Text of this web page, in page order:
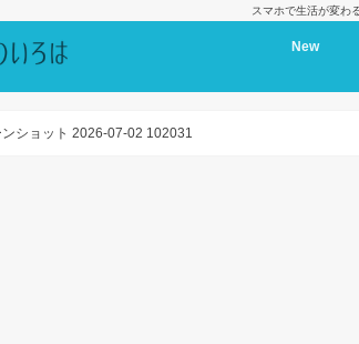
スマホで生活が変わ
New
ンショット 2026-07-02 102031